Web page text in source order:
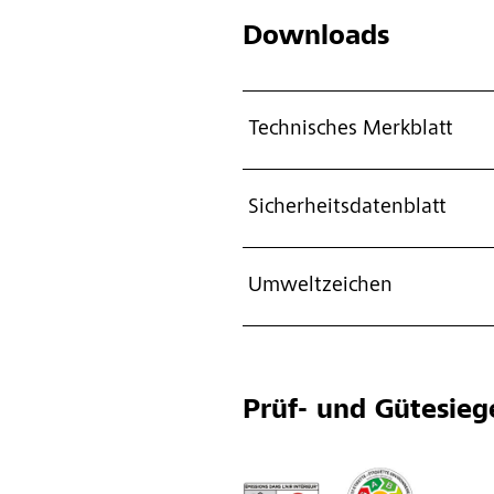
Downloads
Technisches Merkblatt
Sicherheitsdatenblatt
Umweltzeichen
Prüf- und